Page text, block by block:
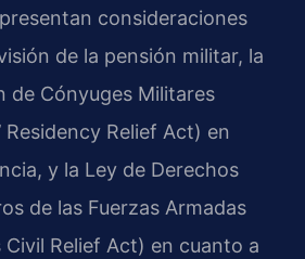
consideraciones
de la pensión militar, la
de Cónyuges Militares
Residency Relief Act) en
y la Ley de Derechos
de las Fuerzas Armadas
Civil Relief Act) en cuanto a